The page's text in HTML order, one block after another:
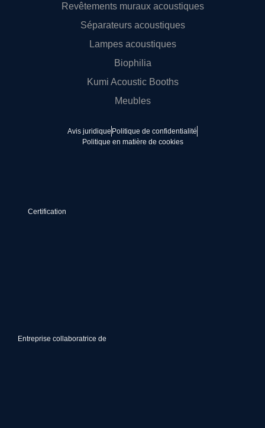
Revêtements muraux acoustiques
Séparateurs acoustiques
Lampes acoustiques
Biophilia
Kumi Acoustic Booths
Meubles
Entreprise collaboratrice de
Avis juridique Politique de confidentialité
Politique en matière de cookies
Certification